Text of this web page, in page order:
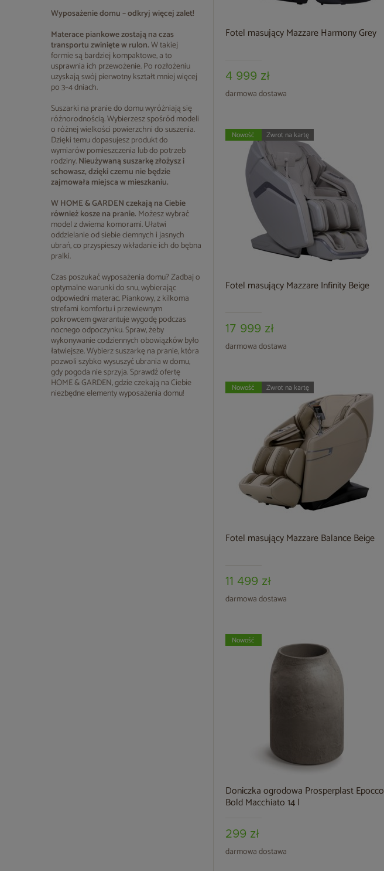
Wyposażenie domu – odkryj więcej zalet!
Materace piankowezostają na czas
transportu zwinięte w rulon.W takiej
formie są bardziej kompaktowe, a to
usprawnia ich przewożenie. Po rozłożeniu
uzyskają swój pierwotny kształt mniej więcej
po 3–4 dniach.
Suszarki na pranie do domu wyróżniają się
różnorodnością. Wybierzesz spośród modeli
o różnej wielkości powierzchni do suszenia.
Dzięki temu dopasujesz produkt do
wymiarów pomieszczenia lub do potrzeb
rodziny.Nieużywaną suszarkę złożysz i
schowasz, dzięki czemu nie będzie
zajmowała miejsca w mieszkaniu.
W HOME & GARDEN czekają na Ciebie
również kosze na pranie. Możesz wybrać
model z dwiema komorami. Ułatwi
oddzielanie od siebie ciemnych i jasnych
ubrań, co przyspieszy wkładanie ich do bębna
pralki.
Czas poszukać wyposażenia domu? Zadbaj o
optymalne warunki do snu, wybierając
odpowiedni materac. Piankowy, z kilkoma
strefami komfortu i przewiewnym
pokrowcem gwarantuje wygodę podczas
nocnego odpoczynku. Spraw, żeby
wykonywanie codziennych obowiązków było
łatwiejsze. Wybierz suszarkę na pranie, która
pozwoli szybko wysuszyć ubrania w domu,
gdy pogoda nie sprzyja. Sprawdź ofertę
HOME & GARDEN, gdzie czekają na Ciebie
niezbędne elementy wyposażenia domu!
Fotel masujący Mazzare Harmony Grey
4 999 zł
darmowa dostawa
Fotel masujący Mazzare Infinity Beige
17 999 zł
darmowa dostawa
Nowość Zwrot na kartę
Fotel masujący Mazzare Balance Beige
11 499 zł
darmowa dostawa
Nowość Zwrot na kartę
Doniczka ogrodowa Prosperplast Epocco
Bold Macchiato 14 l
299 zł
darmowa dostawa
Nowość